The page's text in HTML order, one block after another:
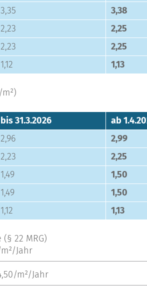
3,35
3,38
2,23
2,25
2,23
2,25
1,12 1,13
bis 31.3.2026
ab
2,96
2,99
2,23
2,25
1,49
1,50
1,49
1,50
1,12 1,13
22 MRG)
Jahr
m²/Jahr
Branchennews
Events